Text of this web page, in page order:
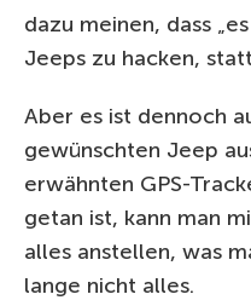
dazu meinen, dass
Jeeps zu hacken,
Aber es ist dennoch
gewünschten Jeep
erwähnten GPS-
getan ist, kann man
alles anstellen, was
lange nicht alles.